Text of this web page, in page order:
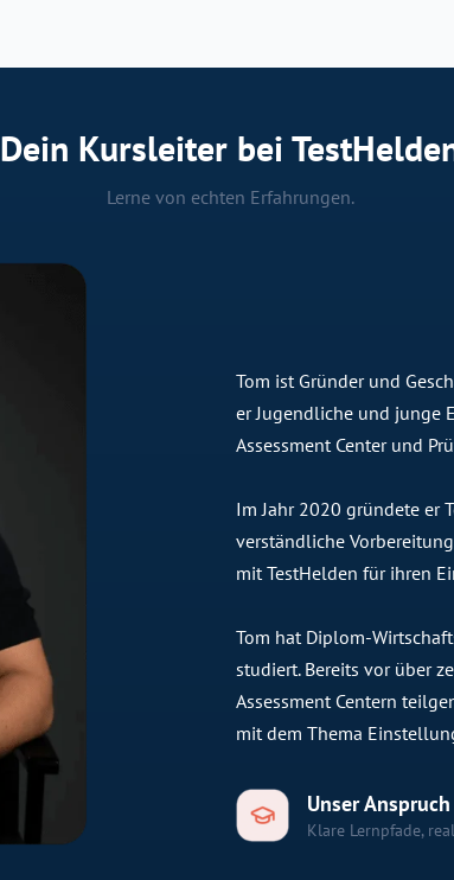
Dein Kursleiter bei
Lerne von echten Erfahrungen.
Tom ist Gründer und
er Jugendliche und junge
Assessment Center und
Im Jahr 2020 gründete er
verständliche
mit TestHelden für ihren
Tom hat Diplom-
studiert. Bereits vor über
Assessment Centern
mit dem Thema
Unser Anspruch
Klare Lernpfade,